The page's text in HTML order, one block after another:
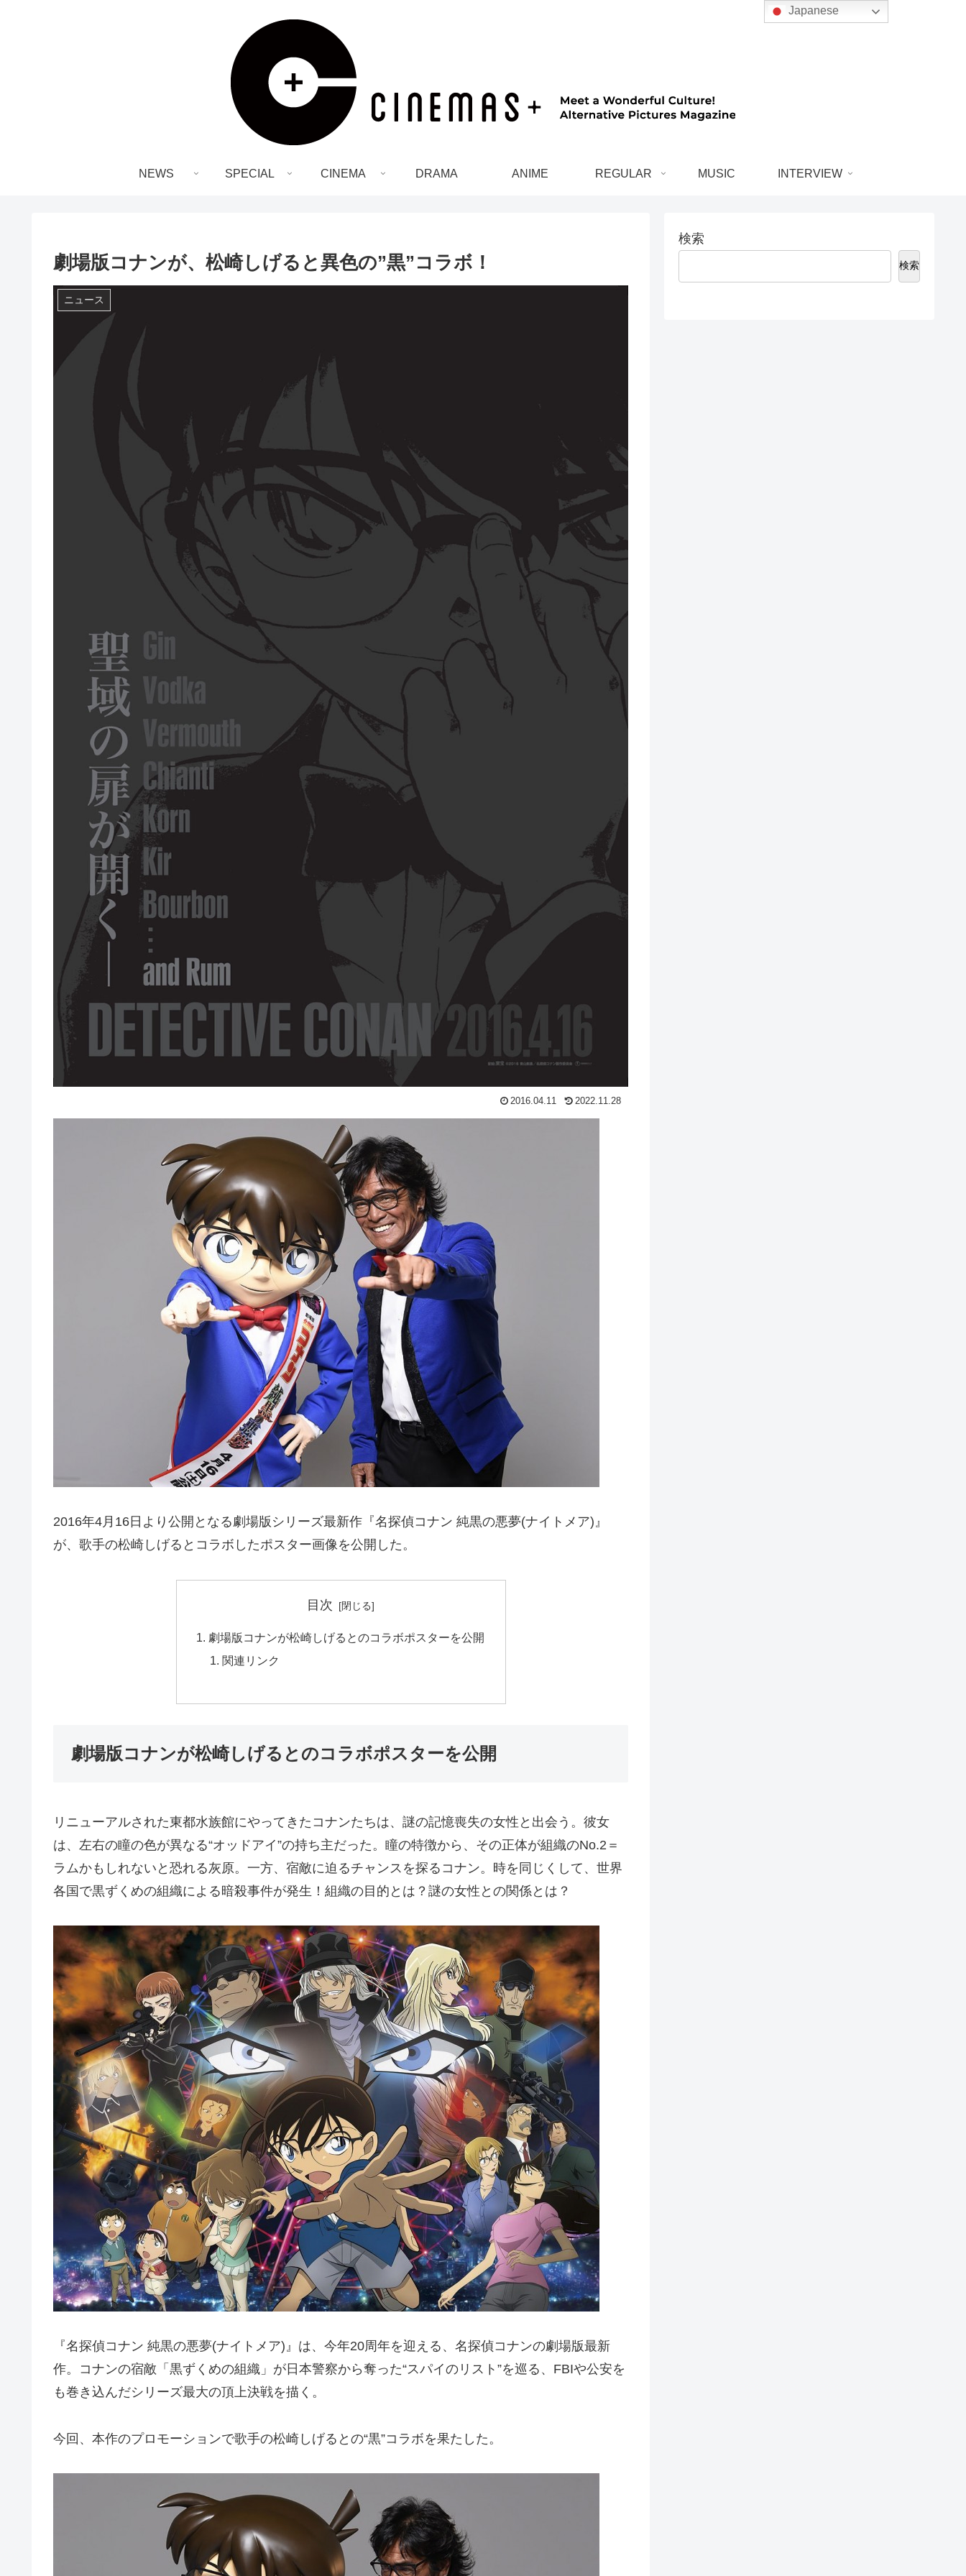
NEWS SPECIAL CINEMA DRAMA ANIME REGULAR MUSIC INTERVIEW
劇場版コナンが、松崎しげると異色の”黒”コラボ！
ニュース
2016.04.11 2022.11.28
2016年4月16日より公開となる劇場版シリーズ最新作『名探偵コナン 純黒の悪夢(ナイトメア)』
が、歌手の松崎しげるとコラボしたポスター画像を公開した。
目次
劇場版コナンが松崎しげるとのコラボポスターを公開
関連リンク
劇場版コナンが松崎しげるとのコラボポスターを公開
リニューアルされた東都水族館にやってきたコナンたちは、謎の記憶喪失の女性と出会う。彼女
は、左右の瞳の色が異なる“オッドアイ”の持ち主だった。瞳の特徴から、その正体が組織のNo.2＝
ラムかもしれないと恐れる灰原。一方、宿敵に迫るチャンスを探るコナン。時を同じくして、世界
各国で黒ずくめの組織による暗殺事件が発生！組織の目的とは？謎の女性との関係とは？
『名探偵コナン 純黒の悪夢(ナイトメア)』は、今年20周年を迎える、名探偵コナンの劇場版最新
作。コナンの宿敵「黒ずくめの組織」が日本警察から奪った“スパイのリスト”を巡る、FBIや公安を
も巻き込んだシリーズ最大の頂上決戦を描く。
今回、本作のプロモーションで歌手の松崎しげるとの“黒”コラボを果たした。
検索
検索
Japanese